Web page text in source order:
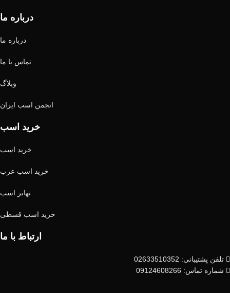
درباره ما
درباره ما
تماس با ما
وبلاگ
انجمن اسب ایران
خرید اسب
خرید اسب
خرید اسب عرب
تهاتر اسب
خرید اسب قسطی
ارتباط با ما
تلفن پشتیبانی: 02633510352
شماره تماس: 09124608266